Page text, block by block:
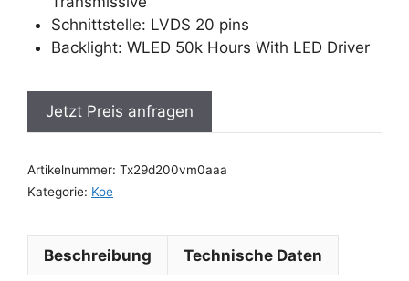
Schnittstelle: LVDS 20 pins
Backlight: WLED 50k Hours With LED Driver
Jetzt Preis anfragen
Artikelnummer: Tx29d200vm0aaa
Kategorie: Koe
Beschreibung Technische Daten